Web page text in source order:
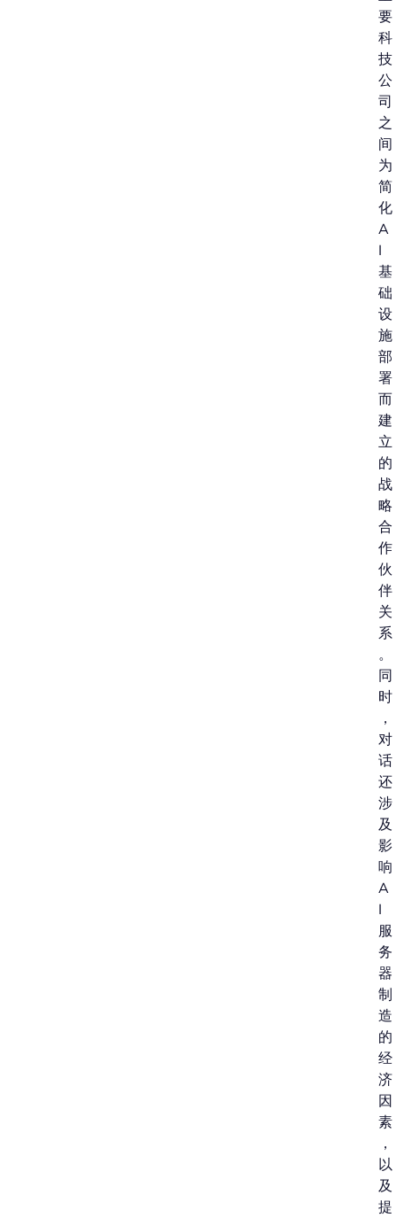
要
科
技
公
司
之
间
为
简
化
A
I
基
础
设
施
部
署
而
建
立
的
战
略
合
作
伙
伴
关
系
。
同
时
，
对
话
还
涉
及
影
响
A
I
服
务
器
制
造
的
经
济
因
素
，
以
及
提